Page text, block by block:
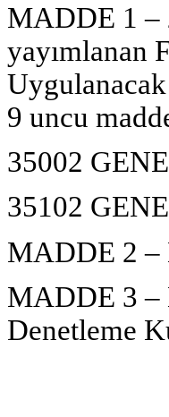
MADDE 1 –
yayımlanan
9 uncu
35002
35102
MADDE 2 –
MADDE 3 –
Denetleme